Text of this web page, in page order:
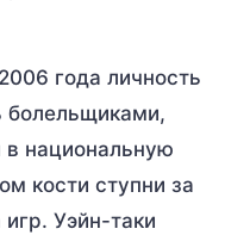
года личность
болельщиками,
национальную
кости ступни за
Уэйн-таки